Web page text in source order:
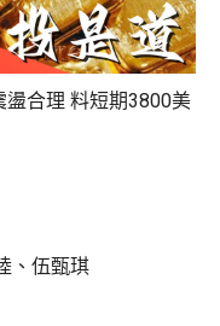
合理 料短期3800美
、 伍甄琪